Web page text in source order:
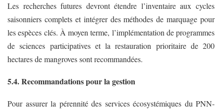
Les recherches futures devront étendre l’inventaire aux cycles
saisonniers complets et intégrer des méthodes de marquage pour
les espèces clés. À moyen terme, l’implémentation de programmes
de sciences participatives et la restauration prioritaire de 200
hectares de mangroves sont recommandées.
5.4. Recommandations pour la gestion
Pour assurer la pérennité des services écosystémiques du PNN-